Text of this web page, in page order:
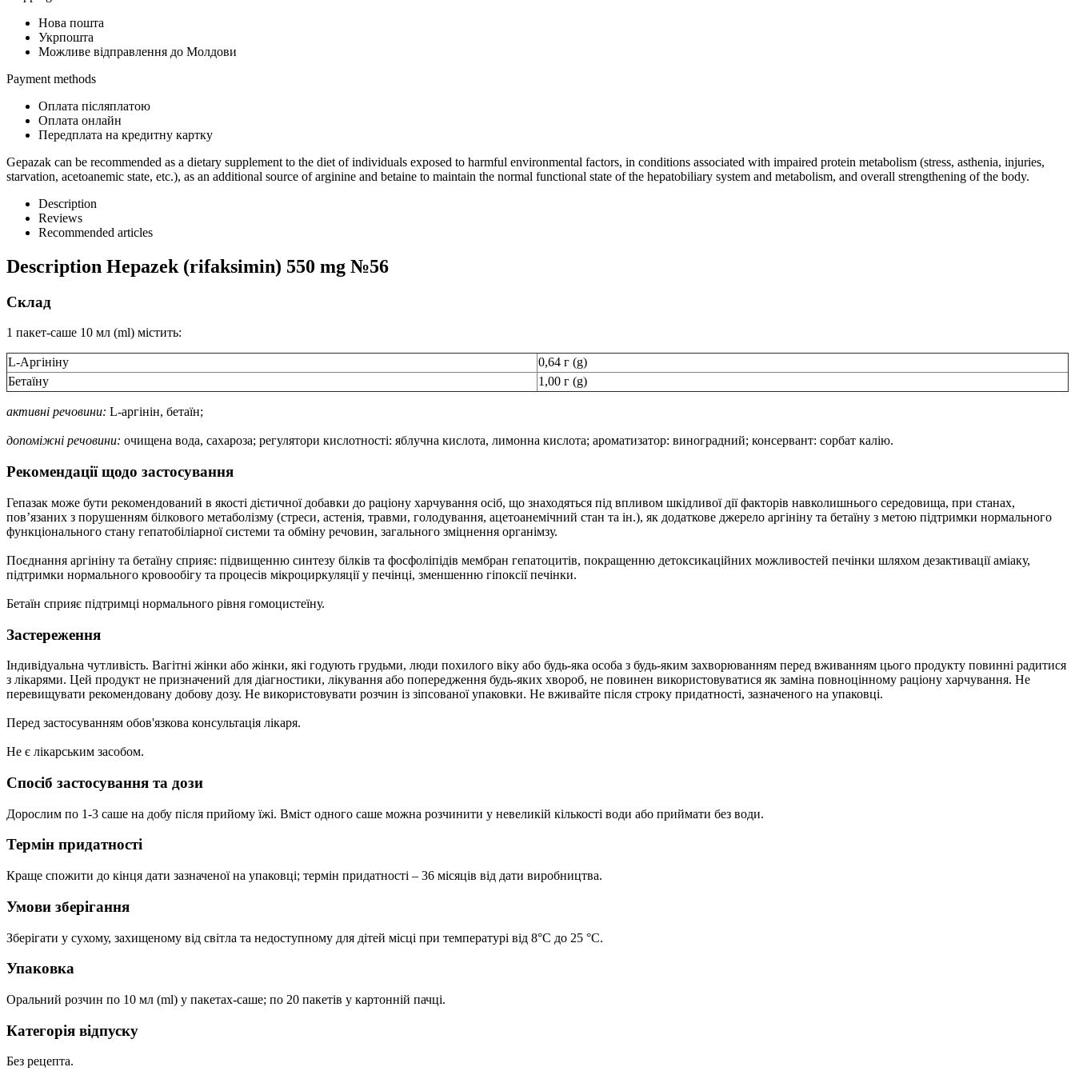
Нова пошта
Укрпошта
Можливе відправлення до Молдови
Payment methods
Оплата післяплатою
Оплата онлайн
Передплата на кредитну картку
Gepazak can be recommended as a dietary supplement to the diet of individuals exposed to harmful environmental factors, in conditions associated with impaired protein metabolism (stress, asthenia, injuries,
starvation, acetoanemic state, etc.), as an additional source of arginine and betaine to maintain the normal functional state of the hepatobiliary system and metabolism, and overall strengthening of the body.
Description
Reviews
Recommended articles
Description Hepazek (rifaksimin) 550 mg №56
Склад
1 пакет-саше 10 мл (ml) містить:
L-Аргініну
0,64 г (g)
Бетаїну
1,00 г (g)
активні речовини: L-аргінін, бетаїн;
допоміжні речовини: очищена вода, сахароза; регулятори кислотності: яблучна кислота, лимонна кислота; ароматизатор: виноградний; консервант: сорбат калію.
Рекомендації щодо застосування
Гепазак може бути рекомендований в якості дієтичної добавки до раціону харчування осіб, що знаходяться під впливом шкідливої дії факторів навколишнього середовища, при станах,
пов’язаних з порушенням білкового метаболізму (стреси, астенія, травми, голодування, ацетоанемічний стан та ін.), як додаткове джерело аргініну та бетаїну з метою підтримки нормального
функціонального стану гепатобіліарної системи та обміну речовин, загального зміцнення органімзу.
Поєднання аргініну та бетаїну сприяє: підвищенню синтезу білків та фосфоліпідів мембран гепатоцитів, покращенню детоксикаційних можливостей печінки шляхом дезактивації аміаку,
підтримки нормального кровообігу та процесів мікроциркуляції у печінці, зменшенню гіпоксії печінки.
Бетаїн сприяє підтримці нормального рівня гомоцистеїну.
Застереження
Індивідуальна чутливість. Вагітні жінки або жінки, які годують грудьми, люди похилого віку або будь-яка особа з будь-яким захворюванням перед вживанням цього продукту повинні радитися
з лікарями. Цей продукт не призначений для діагностики, лікування або попередження будь-яких хвороб, не повинен використовуватися як заміна повноцінному раціону харчування. Не
перевищувати рекомендовану добову дозу. Не використовувати розчин із зіпсованої упаковки. Не вживайте після строку придатності, зазначеного на упаковці.
Перед застосуванням обов'язкова консультація лікаря.
Не є лікарським засобом.
Спосіб застосування та дози
Дорослим по 1-3 саше на добу після прийому їжі. Вміст одного саше можна розчинити у невеликій кількості води або приймати без води.
Термін придатності
Краще спожити до кінця дати зазначеної на упаковці; термін придатності – 36 місяців від дати виробництва.
Умови зберігання
Зберігати у сухому, захищеному від світла та недоступному для дітей місці при температурі від 8°С до 25 °С.
Упаковка
Оральний розчин по 10 мл (ml) у пакетах-саше; по 20 пакетів у картонній пачці.
Категорія відпуску
Без рецепта.